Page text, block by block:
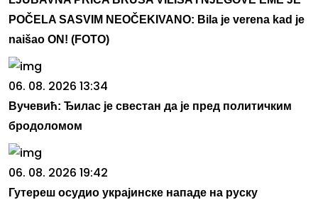
POČELA SASVIM NEOČEKIVANO: Bila je verena kad je
naišao ON! (FOTO)
06. 08. 2026 13:34
Вучевић: Ђилас је свестан да је пред политичким
бродоломом
06. 08. 2026 19:42
Гутереш осудио украјинске нападе на руску